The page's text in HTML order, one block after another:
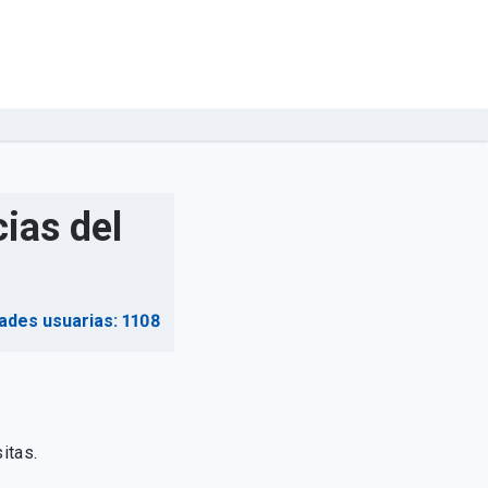
del
usuarias: 1108